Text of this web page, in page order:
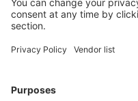
Vliegtickets